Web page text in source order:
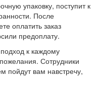
упаковку, поступит к
После
оплатить заказ
предоплату.
к каждому
Сотрудники
пойдут вам навстречу,